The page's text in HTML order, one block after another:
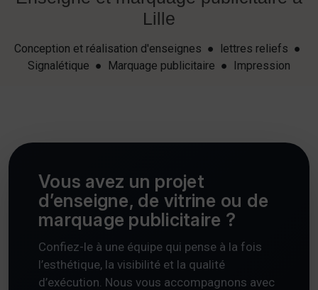
Lille
Conception et réalisation d'enseignes ● lettres reliefs ●
Signalétique ● Marquage publicitaire ● Impression
Vous avez un projet
d’enseigne, de vitrine ou de
marquage publicitaire ?
Confiez-le à une équipe qui pense à la fois
l’esthétique, la visibilité et la qualité
d’exécution. Nous vous accompagnons avec